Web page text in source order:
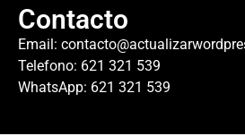
Contacto
Email:
Telefono: 621 321 539
WhatsApp: 621 321 539